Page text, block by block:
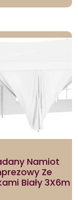
Namiot
Ze
Biały 3X6m